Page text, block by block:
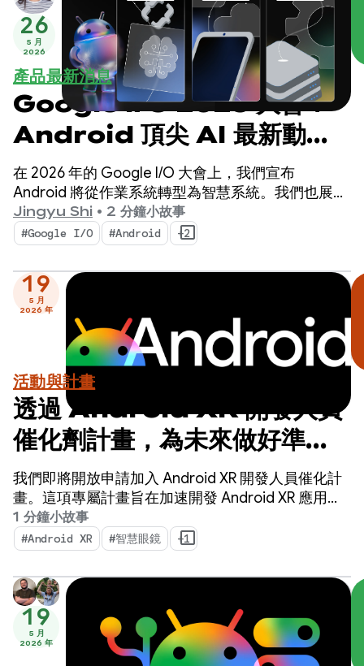
26
5 月
2026
產品最新消息
Google I/O 2026 大會：
Android 頂尖 AI 最新動
態，打造智慧體驗
在 2026 年的 Google I/O 大會上，我們宣布
Android 將從作業系統轉型為智慧系統。我們也展示
了如何使用系統原生建構智慧體驗，以及如何將
Google AI 的強大功能帶入應用程式。
Jingyu Shi • 2 分鐘小故事
#Google I/O #Android +2
19
5 月
2026 年
活動與計畫
透過 Android XR 開發人員
催化劑計畫，為未來做好準
備。立即申請！
我們即將開放申請加入 Android XR 開發人員催化計
畫。這項專屬計畫旨在加速開發 Android XR 應用程
式，並在明年內推出。
1 分鐘小故事
#Android XR #智慧眼鏡 +1
19
5 月
2026 年